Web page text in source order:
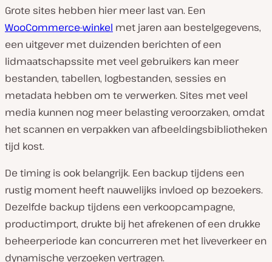
Grote sites hebben hier meer last van. Een
WooCommerce-winkel met jaren aan bestelgegevens,
een uitgever met duizenden berichten of een
lidmaatschapssite met veel gebruikers kan meer
bestanden, tabellen, logbestanden, sessies en
metadata hebben om te verwerken. Sites met veel
media kunnen nog meer belasting veroorzaken, omdat
het scannen en verpakken van afbeeldingsbibliotheken
tijd kost.
De timing is ook belangrijk. Een backup tijdens een
rustig moment heeft nauwelijks invloed op bezoekers.
Dezelfde backup tijdens een verkoopcampagne,
productimport, drukte bij het afrekenen of een drukke
beheerperiode kan concurreren met het liveverkeer en
dynamische verzoeken vertragen.